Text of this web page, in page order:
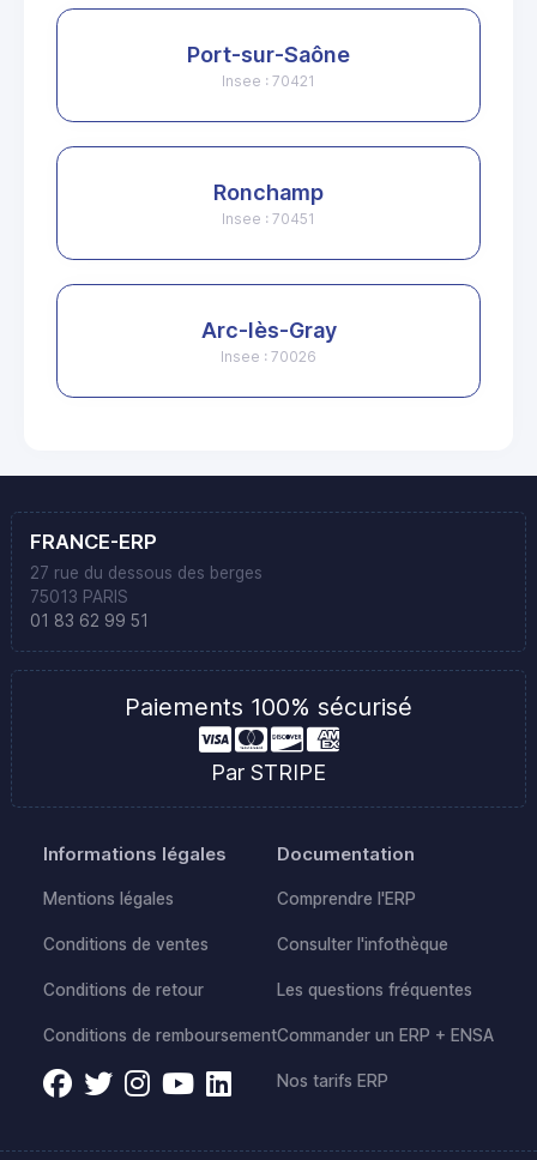
Port-sur-Saône
Insee : 70421
Ronchamp
Insee : 70451
Arc-lès-Gray
Insee : 70026
FRANCE-ERP
27 rue du dessous des berges
75013 PARIS
01 83 62 99 51
Paiements 100% sécurisé
Par STRIPE
Informations légales
Mentions légales
Conditions de ventes
Conditions de retour
Conditions de remboursement
Documentation
Comprendre l'ERP
Consulter l'infothèque
Les questions fréquentes
Commander un ERP + ENSA
Nos tarifs ERP